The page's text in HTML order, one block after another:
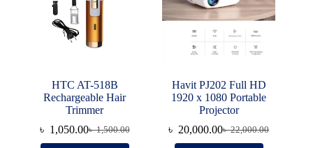
HTC AT-518B
Rechargeable Hair
Trimmer
৳1,500.00
Original
৳ 1,050.00Current
Havit PJ202 Full HD
1920 x 1080 Portable
Projector
৳22,000.00
Original
৳ 20,000.00Current